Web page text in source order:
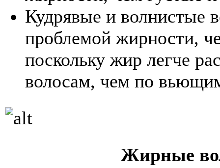
Кудрявые и волнистые
проблемой жирности,
поскольку жир легче
волосам, чем по
Жирные